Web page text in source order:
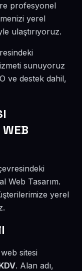
profesyonel
yerel
ulaştırıyoruz.
sunuyoruz
ve destek dahil,
Web Tasarım.
yerel
sitesi
. Alan adı,